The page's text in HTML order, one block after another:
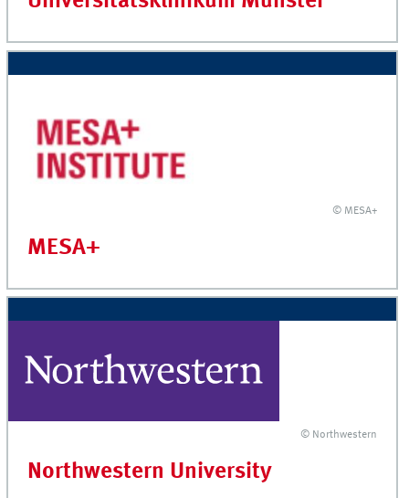
© MESA+
MESA+
© Northwestern
Northwestern University